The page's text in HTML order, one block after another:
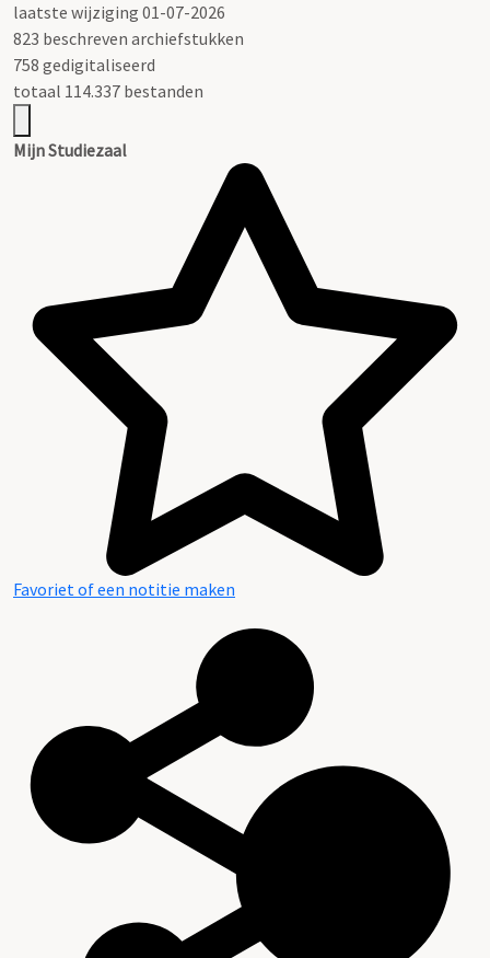
laatste wijziging 01-07-2026
823 beschreven archiefstukken
758 gedigitaliseerd
totaal 114.337 bestanden
Mijn Studiezaal
Favoriet of een notitie maken